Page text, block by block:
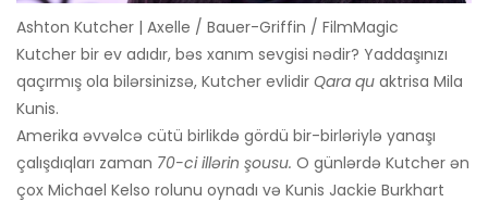
Ashton Kutcher | Axelle / Bauer-Griffin / FilmMagic
Kutcher bir ev adıdır, bəs xanım sevgisi nədir? Yaddaşınızı
qaçırmış ola bilərsinizsə, Kutcher evlidir Qara qu aktrisa Mila
Kunis.
Amerika əvvəlcə cütü birlikdə gördü bir-birləriylə yanaşı
çalışdıqları zaman 70-ci illərin şousu. O günlərdə Kutcher ən
çox Michael Kelso rolunu oynadı və Kunis Jackie Burkhart